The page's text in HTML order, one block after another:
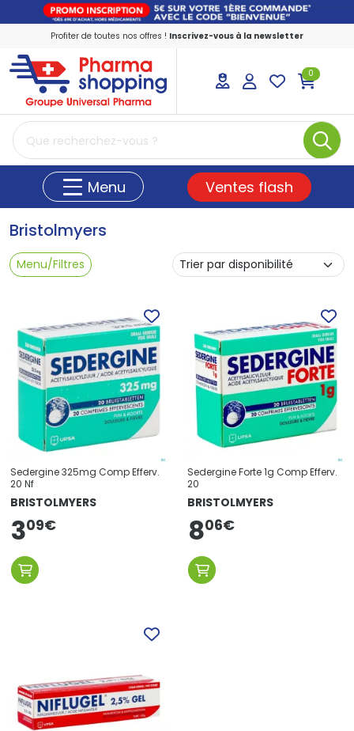
Profiter de toutes nos offres ! Inscrivez-vous à la newsletter
PharmaShopping Votre pharmacie en
0
Menu Ventes flash
Bristolmyers
Menu/Filtres
Sedergine 325mg Comp Efferv.
20 Nf
BRISTOLMYERS
309€
Sedergine Forte 1g Comp Efferv.
20
BRISTOLMYERS
806€